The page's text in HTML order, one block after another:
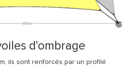
d'ombrage
ils sont renforcés par un profilé